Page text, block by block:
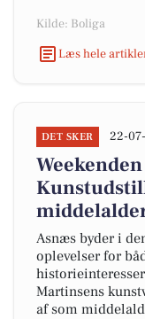
Kilde: Boliga
Læs hele
DET SKER 22-
Asnæs byder i
oplevelser for
Martinsens
af som